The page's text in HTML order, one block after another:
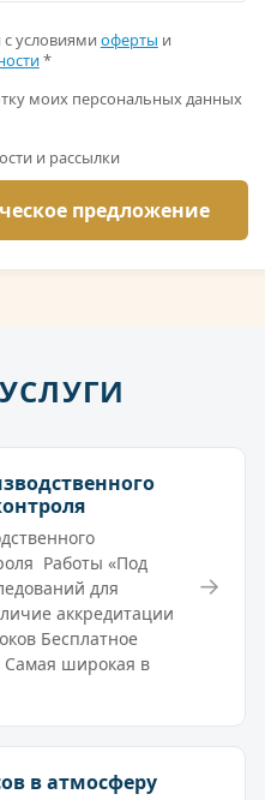
условиями оферты и
*
моих персональных данных
и рассылки
Работы «Под
для
аккредитации
Бесплатное
Самая широкая в
→
в атмосферу